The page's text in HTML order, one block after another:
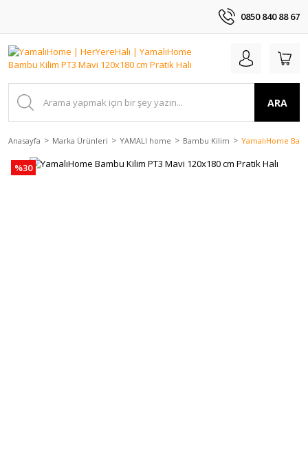
0850 840 88 67
ARA
Anasayfa Marka Ürünleri YAMALI home Bambu Kilim YamalıHome
%30